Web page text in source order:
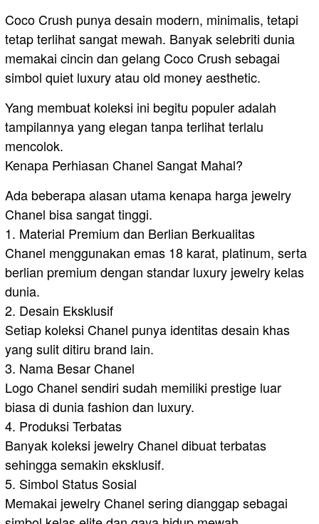
Coco Crush punya desain modern, minimalis, tetapi
tetap terlihat sangat mewah. Banyak selebriti dunia
memakai cincin dan gelang Coco Crush sebagai
simbol quiet luxury atau old money aesthetic.
Yang membuat koleksi ini begitu populer adalah
tampilannya yang elegan tanpa terlihat terlalu
mencolok.
Kenapa Perhiasan Chanel Sangat Mahal?
Ada beberapa alasan utama kenapa harga jewelry
Chanel bisa sangat tinggi.
1. Material Premium dan Berlian Berkualitas
Chanel menggunakan emas 18 karat, platinum, serta
berlian premium dengan standar luxury jewelry kelas
dunia.
2. Desain Eksklusif
Setiap koleksi Chanel punya identitas desain khas
yang sulit ditiru brand lain.
3. Nama Besar Chanel
Logo Chanel sendiri sudah memiliki prestige luar
biasa di dunia fashion dan luxury.
4. Produksi Terbatas
Banyak koleksi jewelry Chanel dibuat terbatas
sehingga semakin eksklusif.
5. Simbol Status Sosial
Memakai jewelry Chanel sering dianggap sebagai